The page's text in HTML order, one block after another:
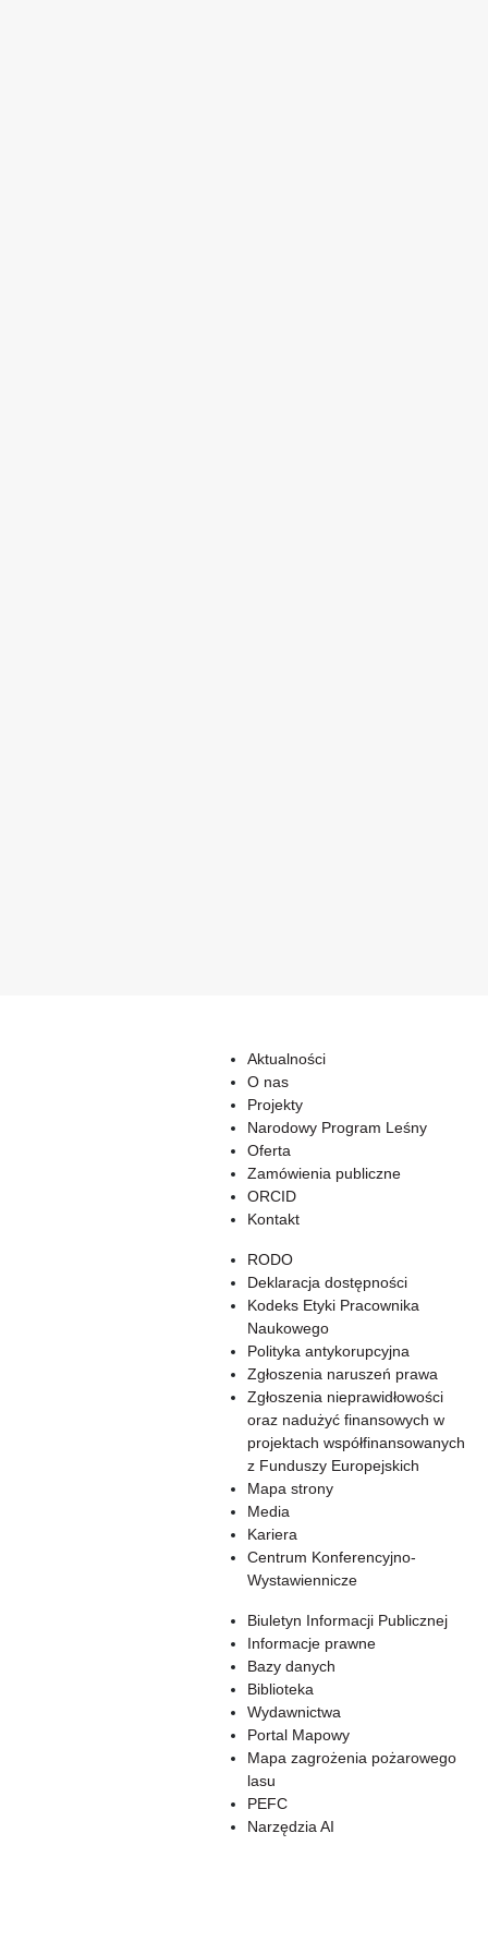
Aktualności
O nas
Projekty
Narodowy Program Leśny
Oferta
Zamówienia publiczne
ORCID
Kontakt
RODO
Deklaracja dostępności
Kodeks Etyki Pracownika
Naukowego
Polityka antykorupcyjna
Zgłoszenia naruszeń prawa
Zgłoszenia nieprawidłowości
oraz nadużyć finansowych w
projektach współfinansowanych
z Funduszy Europejskich
Mapa strony
Media
Kariera
Centrum Konferencyjno-
Wystawiennicze
Biuletyn Informacji Publicznej
Informacje prawne
Bazy danych
Biblioteka
Wydawnictwa
Portal Mapowy
Mapa zagrożenia pożarowego
lasu
PEFC
Narzędzia AI